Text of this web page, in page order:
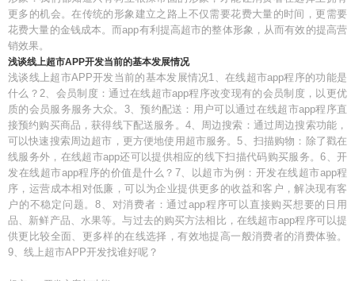
更多的机会。在传统的形象建立之路上不仅需要花费大量的时间，更需要
花费大量的金钱成本。而app有利提高超市的整体形象，从而有效的提高营
销效果。
浅谈线上超市APP开发当前的基本发展情况
浅谈线上超市APP开发当前的基本发展情况1、在线超市app程序的功能是
什么？2、会员制度：通过在线超市app程序改变现有的会员制度，以更优
质的会员服务服务大众。3、预约配送：用户可以通过在线超市app程序直
接预约购买商品，获得线下配送服务。4、周边搜索：通过周边搜索功能，
可以快速搜索周边超市，更方便地使用超市服务。5、扫描购物：除了戳在
线服务外，在线超市app还可以提供相应的线下扫描代码购买服务。6、开
发在线超市app程序的价值是什么？7、以超市为例：开发在线超市app程
序，运营成本相对低廉，可以为企业提供更多的收益和客户，解决现有客
户的不稳定问题。8、对消费者：通过app程序可以直接购买想要的日用
品、新鲜产品、水果等。与过去的购买方法相比，在线超市app程序可以提
供更比较全面、更多样的在线选择，有效地提高一般消费者的消费体验。
9、线上超市APP开发找谁好呢？